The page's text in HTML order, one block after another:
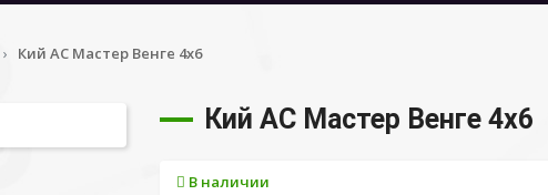
Кий АС Мастер Венге 4х6
Кий АС Мастер Венге 4х6
В наличии